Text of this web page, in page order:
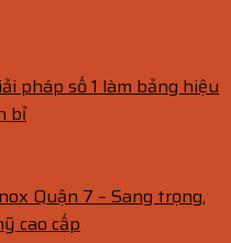
pháp số 1 làm bảng hiệu
bỉ
Quận 7 – Sang trọng,
cao cấp